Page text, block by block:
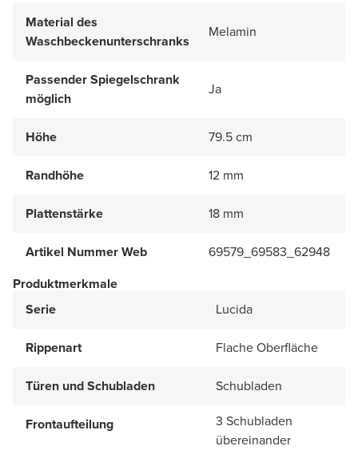
Material des
Waschbeckenunterschranks
Melamin
Passender Spiegelschrank
möglich
Ja
Höhe 79.5 cm
Randhöhe 12 mm
Plattenstärke 18 mm
Artikel Nummer Web
69579_69583_62948
Produktmerkmale
Serie
Lucida
Rippenart Flache Oberfläche
Türen und Schubladen Schubladen
Frontaufteilung
3 Schubladen
übereinander